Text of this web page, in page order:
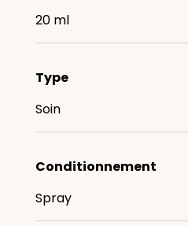
20 ml
Type
Soin
Conditionnement
Spray